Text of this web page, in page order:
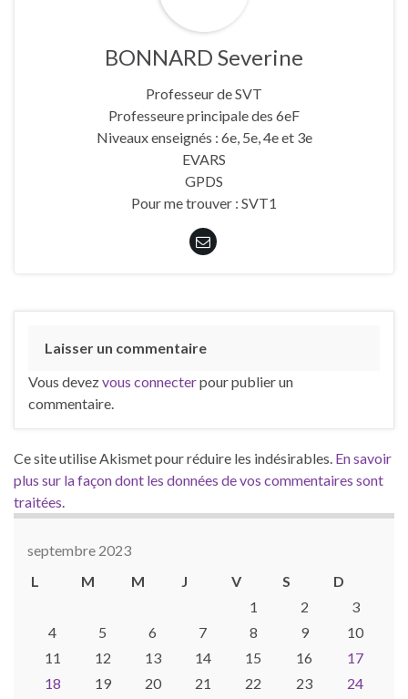
BONNARD Severine
Professeur de SVT
Professeure principale des 6eF
Niveaux enseignés : 6e, 5e, 4e et 3e
EVARS
GPDS
Pour me trouver : SVT1
Laisser un commentaire
Vous devezvous connecterpour publier un
commentaire.
Ce site utilise Akismet pour réduire les indésirables. En savoir
plus sur la façon dont les données de vos commentaires sont
traitées.
septembre 2023
L
M M J V S
D
1
2
3
4
5 6 7 8 9
10
11
12 13 14 15 16
17
18
19 20 21 22 23
24